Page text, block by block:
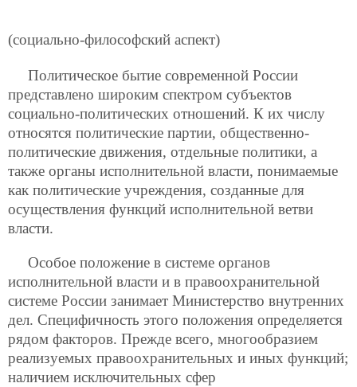
(социально-философский аспект)
Политическое бытие современной России
представлено широким спектром субъектов
социально-политических отношений. К их числу
относятся политические партии, общественно-
политические движения, отдельные политики, а
также органы исполнительной власти, понимаемые
как политические учреждения, созданные для
осуществления функций исполнительной ветви
власти.
Особое положение в системе органов
исполнительной власти и в правоохранительной
системе России занимает Министерство внутренних
дел. Специфичность этого положения определяется
рядом факторов. Прежде всего, многообразием
реализуемых правоохранительных и иных функций;
наличием исключительных сфер